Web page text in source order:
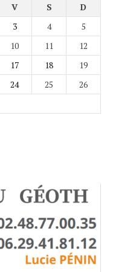
V S
D
3 4
5
10 11
12
17 18
19
24 25
26